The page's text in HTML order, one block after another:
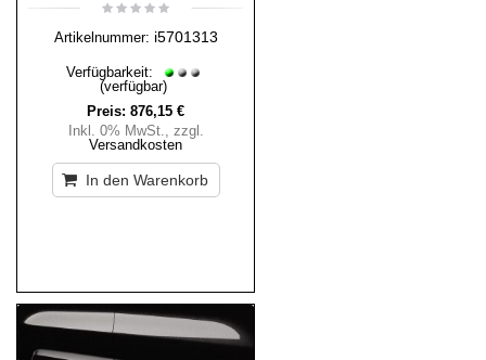
Artikelnummer: i5701313
Verfügbarkeit:
(verfügbar)
Preis: 876,15 €
Inkl. 0% MwSt., zzgl.
Versandkosten
In den Warenkorb